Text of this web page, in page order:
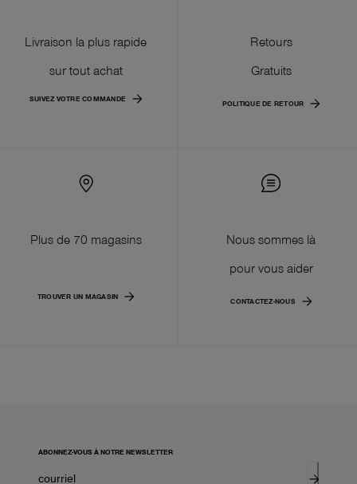
Livraison la plus rapide
sur tout achat
SUIVEZ VOTRE COMMANDE
Retours
Gratuits
POLITIQUE DE RETOUR
Plus de 70 magasins
TROUVER UN MAGASIN
Nous sommes là
pour vous aider
CONTACTEZ-NOUS
ABONNEZ-VOUS À NOTRE NEWSLETTER